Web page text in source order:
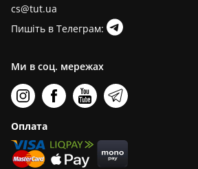
cs@tut.ua
Пишіть в Телеграм:
Ми в соц. мережах
Оплата